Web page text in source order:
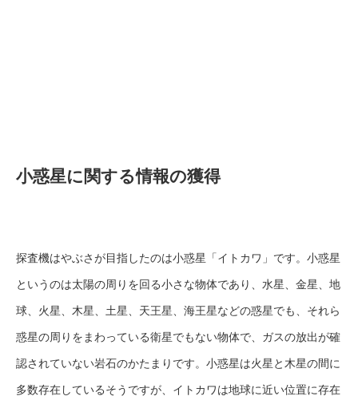
小惑星に関する情報の獲得
探査機はやぶさが目指したのは小惑星「イトカワ」です。小惑星
というのは太陽の周りを回る小さな物体であり、水星、金星、地
球、火星、木星、土星、天王星、海王星などの惑星でも、それら
惑星の周りをまわっている衛星でもない物体で、ガスの放出が確
認されていない岩石のかたまりです。小惑星は火星と木星の間に
多数存在しているそうですが、イトカワは地球に近い位置に存在